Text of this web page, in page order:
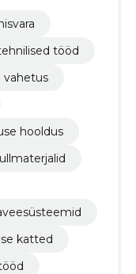
tööd
vahetus
hooldus
katted